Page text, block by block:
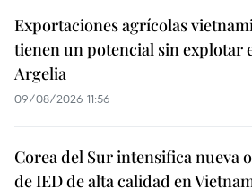
Exportaciones agrícolas
tienen un potencial sin explotar
Argelia
09/08/2026 11:56
Corea del Sur intensifica nueva
de IED de alta calidad en